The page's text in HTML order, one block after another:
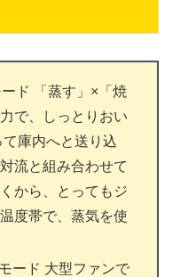
ド 「蒸す」×「焼
で、しっとりおい
庫内へと送り込
流と組み合わせて
から、とってもジ
度帯で、蒸気を使
ード 大型ファンで